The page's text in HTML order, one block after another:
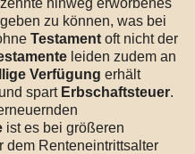
hinweg erworbenes
zu können, was bei
Testament oft nicht der
leiden zudem an
Verfügung erhält
spart Erbschaftsteuer.
ist es bei größeren
dem Renteneintrittsalter